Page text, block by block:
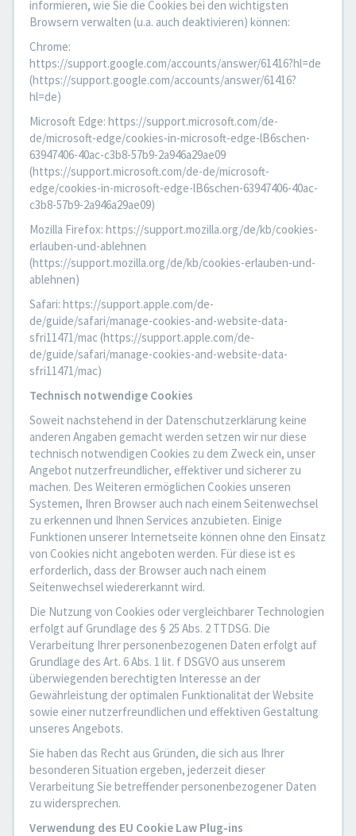
informieren, wie Sie die Cookies bei den wichtigsten
Browsern verwalten (u.a. auch deaktivieren) können:
Chrome:
https://support.google.com/accounts/answer/61416?hl=de
(https://support.google.com/accounts/answer/61416?
hl=de)
Microsoft Edge: https://support.microsoft.com/de-
de/microsoft-edge/cookies-in-microsoft-edge-lB6schen-
63947406-40ac-c3b8-57b9-2a946a29ae09
(https://support.microsoft.com/de-de/microsoft-
edge/cookies-in-microsoft-edge-lB6schen-63947406-40ac-
c3b8-57b9-2a946a29ae09)
Mozilla Firefox: https://support.mozilla.org/de/kb/cookies-
erlauben-und-ablehnen
(https://support.mozilla.org/de/kb/cookies-erlauben-und-
ablehnen)
Safari: https://support.apple.com/de-
de/guide/safari/manage-cookies-and-website-data-
sfri11471/mac (https://support.apple.com/de-
de/guide/safari/manage-cookies-and-website-data-
sfri11471/mac)
Technisch notwendige Cookies
Soweit nachstehend in der Datenschutzerklärung keine
anderen Angaben gemacht werden setzen wir nur diese
technisch notwendigen Cookies zu dem Zweck ein, unser
Angebot nutzerfreundlicher, effektiver und sicherer zu
machen. Des Weiteren ermöglichen Cookies unseren
Systemen, Ihren Browser auch nach einem Seitenwechsel
zu erkennen und Ihnen Services anzubieten. Einige
Funktionen unserer Internetseite können ohne den Einsatz
von Cookies nicht angeboten werden. Für diese ist es
erforderlich, dass der Browser auch nach einem
Seitenwechsel wiedererkannt wird.
Die Nutzung von Cookies oder vergleichbarer Technologien
erfolgt auf Grundlage des § 25 Abs. 2 TTDSG. Die
Verarbeitung Ihrer personenbezogenen Daten erfolgt auf
Grundlage des Art. 6 Abs. 1 lit. f DSGVO aus unserem
überwiegenden berechtigten Interesse an der
Gewährleistung der optimalen Funktionalität der Website
sowie einer nutzerfreundlichen und effektiven Gestaltung
unseres Angebots.
Sie haben das Recht aus Gründen, die sich aus Ihrer
besonderen Situation ergeben, jederzeit dieser
Verarbeitung Sie betreffender personenbezogener Daten
zu widersprechen.
Verwendung des EU Cookie Law Plug-ins